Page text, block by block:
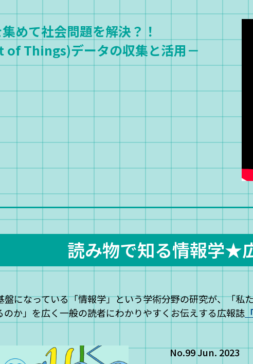
めて社会問題を解決？！
Things)データの収集と活用－
読み物で知る情報学★
盤になっている「情報学」という学術分野の研究が、「
のか」を広く一般の読者にわかりやすくお伝えする広報誌
No.99 Jun. 2023